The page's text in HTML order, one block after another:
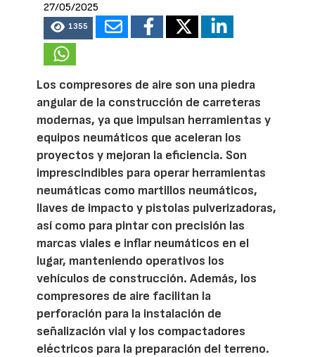
27/05/2025
1355
Los compresores de aire son una piedra
angular de la construcción de carreteras
modernas, ya que impulsan herramientas y
equipos neumáticos que aceleran los
proyectos y mejoran la eficiencia. Son
imprescindibles para operar herramientas
neumáticas como martillos neumáticos,
llaves de impacto y pistolas pulverizadoras,
así como para pintar con precisión las
marcas viales e inflar neumáticos en el
lugar, manteniendo operativos los
vehículos de construcción. Además, los
compresores de aire facilitan la
perforación para la instalación de
señalización vial y los compactadores
eléctricos para la preparación del terreno.